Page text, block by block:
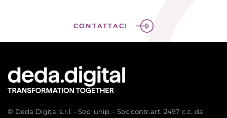
CONTATTACI
© Deda Digital s.r.l. - Soc. unip. - Soc.contr.art. 2497 c.c. da